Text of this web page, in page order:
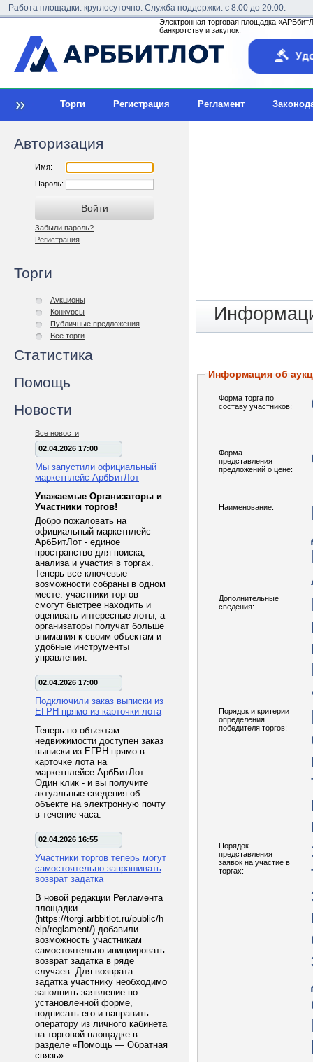
Работа площадки: круглосуточно. Служба поддержки: с 8:00 до 20:00.
Электронная торговая площадка
банкротству и закупок.
Торги Регистрация Регламент
Авторизация
Имя:
Пароль:
Забыли пароль?
Регистрация
Торги
Аукционы
Конкурсы
Публичные предложения
Все торги
Статистика
Помощь
Новости
Все новости
02.04.2026 17:00
Мы запустили официальный
маркетплейс АрбБитЛот
Уважаемые Организаторы и
Участники торгов!
Добро пожаловать на
официальный маркетплейс
АрбБитЛот - единое
пространство для поиска,
анализа и участия в торгах.
Теперь все ключевые
возможности собраны в одном
месте: участники торгов
смогут быстрее находить и
оценивать интересные лоты, а
организаторы получат больше
внимания к своим объектам и
удобные инструменты
управления.
02.04.2026 17:00
Подключили заказ выписки из
ЕГРН прямо из карточки лота
Теперь по объектам
недвижимости доступен заказ
выписки из ЕГРН прямо в
карточке лота на
маркетплейсе АрбБитЛот
Один клик - и вы получите
актуальные сведения об
объекте на электронную почту
в течение часа.
02.04.2026 16:55
Участники торгов теперь могут
самостоятельно запрашивать
возврат задатка
В новой редакции Регламента
площадки
(https://torgi.arbbitlot.ru/public/h
elp/reglament/) добавили
возможность участникам
самостоятельно инициировать
возврат задатка в ряде
случаев. Для возврата
задатка участнику необходимо
заполнить заявление по
установленной форме,
подписать его и направить
оператору из личного кабинета
на торговой площадке в
разделе «Помощь — Обратная
связь».
Информация об
Форма торга по
составу участников:
Форма
представления
предложений о цене:
Наименование:
Дополнительные
сведения:
Порядок и критерии
определения
победителя торгов:
Порядок
представления
заявок на участие в
торгах: